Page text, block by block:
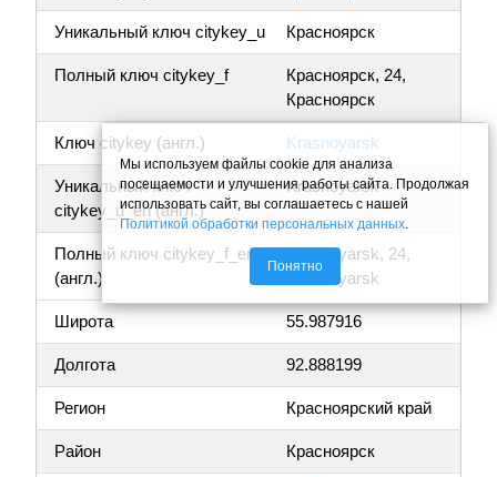
Уникальный ключ citykey_u Красноярск
Полный ключ citykey_f
Красноярск, 24,
Красноярск
Ключ citykey (англ.) Krasnoyarsk
Уникальный ключ
citykey_u_en (англ.)
Krasnoyarsk
Полный ключ citykey_f_en
(англ.)
Krasnoyarsk, 24,
Krasnoyarsk
Широта 55.987916
Долгота 92.888199
Регион Красноярский край
Район Красноярск
Мы используем файлы cookie для анализа
посещаемости и улучшения работы сайта. Продолжая
использовать сайт, вы соглашаетесь с нашей
Политикой обработки персональных данных.
Понятно